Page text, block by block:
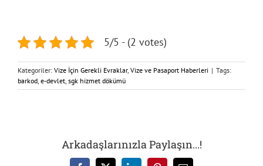
5/5 - (2 votes)
Kategoriler: Vize İçin Gerekli Evraklar, Vize ve Pasaport Haberleri | Tags:
barkod, e-devlet, sgk hizmet dökümü
Arkadaşlarınızla Paylaşın...!